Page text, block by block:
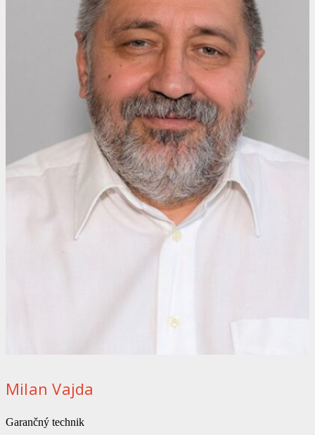
Milan Vajda
Garančný technik